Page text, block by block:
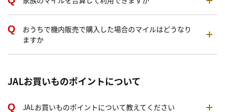
おうちで機内販売で購入した場合のマイルはどうなり
ますか
JALお買いものポイントについて
JALお買いものポイントについて教えてください